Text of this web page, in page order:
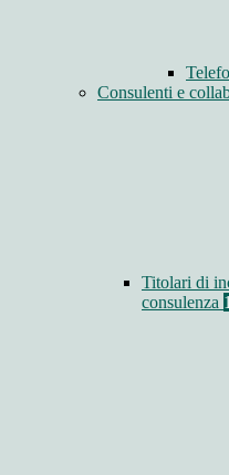
Consulenti e
Titolari di
consulenza